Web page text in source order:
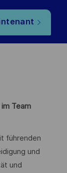
Team
führenden
und
und